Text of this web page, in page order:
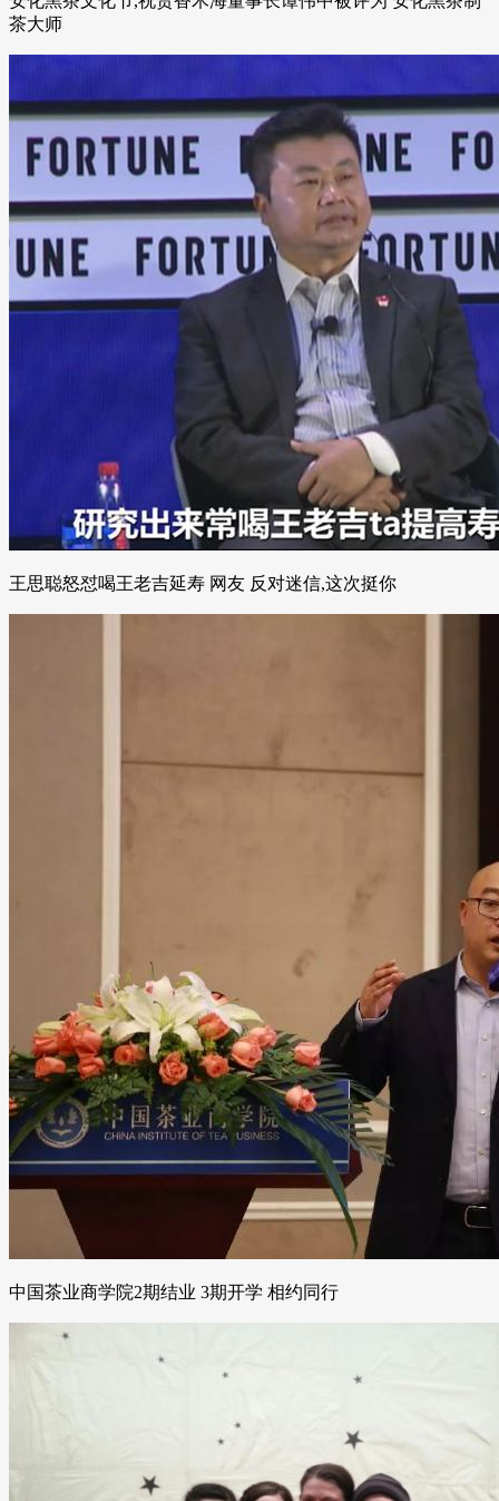
茶大师
王思聪怒怼喝王老吉延寿 网友 反对迷信,这次挺你
中国茶业商学院2期结业 3期开学 相约同行